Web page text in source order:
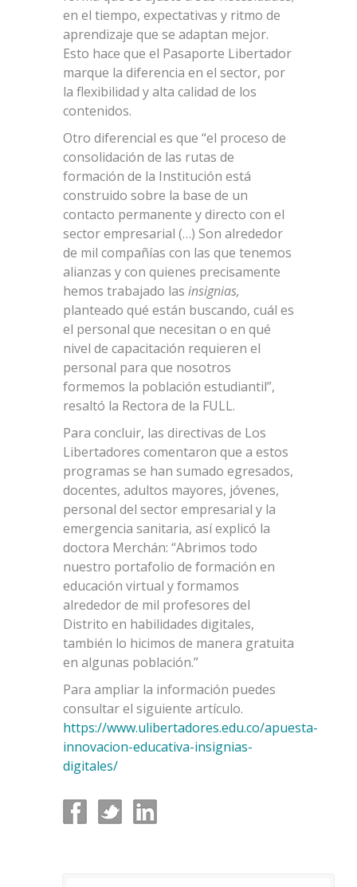
en el tiempo, expectativas y ritmo de
aprendizaje que se adaptan mejor.
Esto hace que el Pasaporte Libertador
marque la diferencia en el sector, por
la flexibilidad y alta calidad de los
contenidos.
Otro diferencial es que “el proceso de
consolidación de las rutas de
formación de la Institución está
construido sobre la base de un
contacto permanente y directo con el
sector empresarial (…) Son alrededor
de mil compañías con las que tenemos
alianzas y con quienes precisamente
hemos trabajado las insignias,
planteado qué están buscando, cuál es
el personal que necesitan o en qué
nivel de capacitación requieren el
personal para que nosotros
formemos la población estudiantil”,
resaltó la Rectora de la FULL.
Para concluir, las directivas de Los
Libertadores comentaron que a estos
programas se han sumado egresados,
docentes, adultos mayores, jóvenes,
personal del sector empresarial y la
emergencia sanitaria, así explicó la
doctora Merchán: “Abrimos todo
nuestro portafolio de formación en
educación virtual y formamos
alrededor de mil profesores del
Distrito en habilidades digitales,
también lo hicimos de manera gratuita
en algunas población.”
Para ampliar la información puedes
consultar el siguiente artículo.
https://www.ulibertadores.edu.co/apuesta-
innovacion-educativa-insignias-
digitales/